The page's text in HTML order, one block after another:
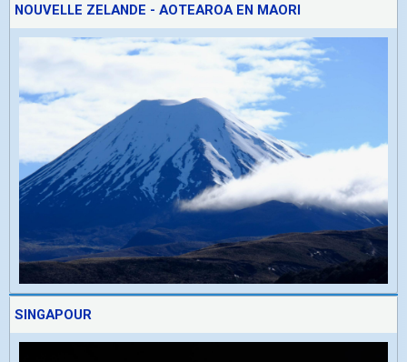
NOUVELLE ZELANDE - AOTEAROA EN MAORI
SINGAPOUR